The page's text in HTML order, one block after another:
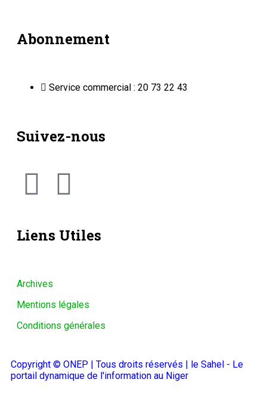
Abonnement
Service commercial : 20 73 22 43
Suivez-nous
Liens Utiles
Archives
Mentions légales
Conditions générales
Copyright © ONEP | Tous droits réservés | le Sahel - Le
portail dynamique de l'information au Niger